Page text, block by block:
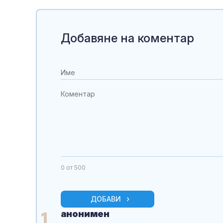
Добавяне на коментар
0 от 500
ДОБАВИ
1 анонимен